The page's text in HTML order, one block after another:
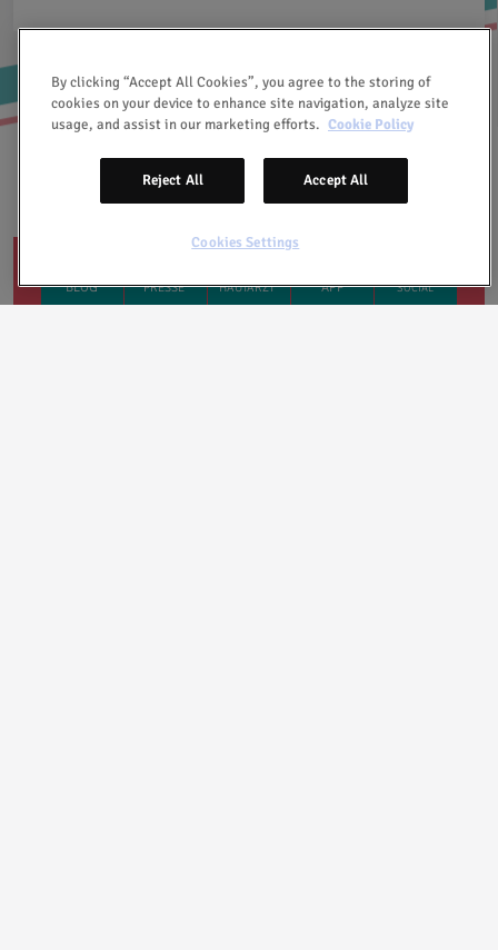
facebook Spotify instagram newsletter
By clicking “Accept All Cookies”, you agree to the storing of
cookies on your device to enhance site navigation, analyze site
usage, and assist in our marketing efforts. Cookie Policy
Reject All Accept All
Cookies Settings